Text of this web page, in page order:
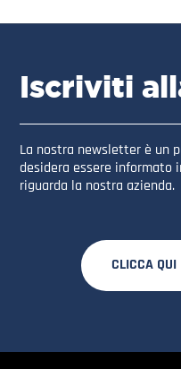
Iscriviti
La nostra newsletter è un
desidera essere informato
riguarda la nostra azienda.
CLICCA QUI